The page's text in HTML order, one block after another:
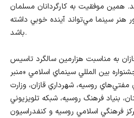
همين موفقيت به كارگردانان مسلمان
هنر سينما مي‌تواند آينده خوبي داشته
باشد.
سال 2005 در قازان به مناسبت هزارمين سالگرد تاسيس
بين المللي سينماي اسلامي «منبر
مفتي‌هاي روسيه، شهرداري قازان، وزارت
بنياد فرهنگ روسيه، شبكه تلويزيوني
فرهنگي اسلامي روسيه و كنفدراسيون